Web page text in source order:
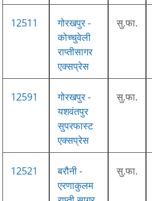
12511
गोरखपुर -
कोच्चुवेली
राप्तीसागर
एक्सप्रेस
सु.फा.
12591
गोरखपुर -
यशवंतपुर
सुपरफास्ट
एक्सप्रेस
सु.फा.
12521
बरौनी -
एरणाकुलम
सु.फा.